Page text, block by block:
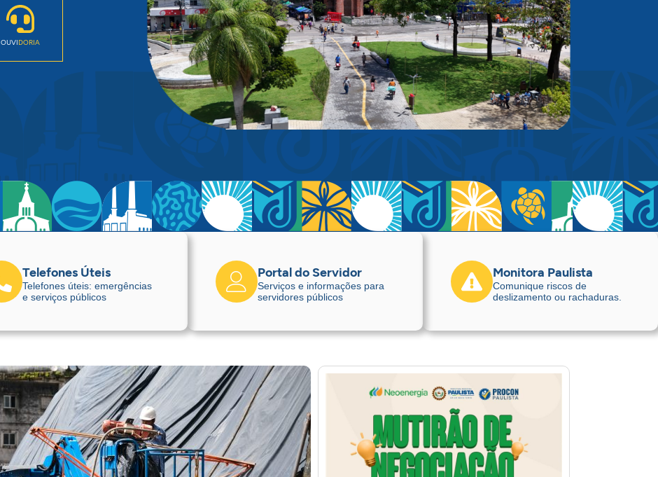
OUVIDORIA
Telefones Úteis
Telefones úteis: emergências
e serviços públicos
Portal do Servidor
Serviços e informações para
servidores públicos
Monitora Paulista
Comunique riscos de
deslizamento ou rachaduras.
Educação
Paulista registra crescimento histórico e alcança o melhor